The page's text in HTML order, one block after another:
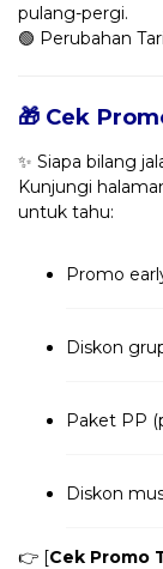
pulang-pergi.
🟢 Perubahan
🎁 Cek
✨ Siapa bilang
Kunjungi
untuk tahu:
Promo
Diskon
Paket PP
Diskon
👉 [Cek Promo